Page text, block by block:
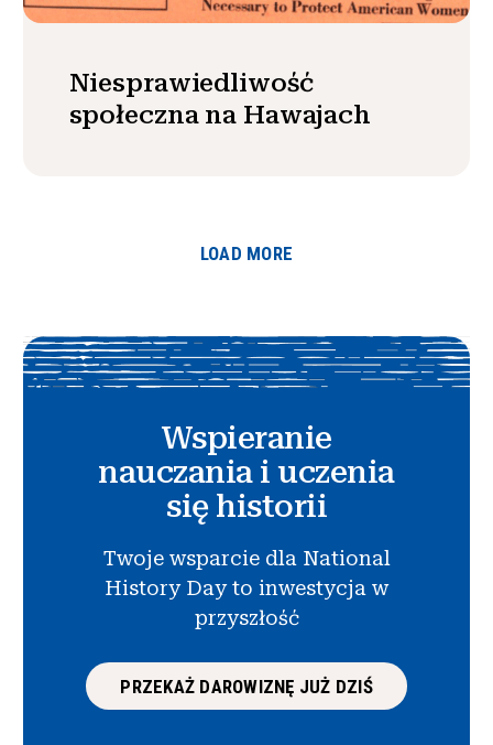
Niesprawiedliwość
społeczna na Hawajach
LOAD MORE
Wspieranie
nauczania i uczenia
się historii
Twoje wsparcie dla National
History Day to inwestycja w
przyszłość
PRZEKAŻ DAROWIZNĘ JUŻ DZIŚ